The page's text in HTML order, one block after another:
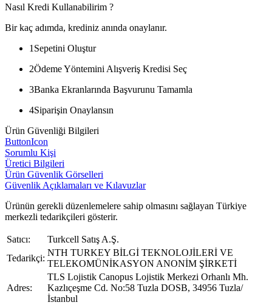
Nasıl Kredi Kullanabilirim ?
Bir kaç adımda, krediniz anında onaylanır.
1 Sepetini Oluştur
2Ödeme Yöntemini Alışveriş Kredisi Seç
3Banka Ekranlarında Başvurunu Tamamla
4Siparişin Onaylansın
Ürün Güvenliği Bilgileri
ButtonIcon
Sorumlu Kişi
Üretici Bilgileri
Ürün Güvenlik Görselleri
Güvenlik Açıklamaları ve Kılavuzlar
Ürünün gerekli düzenlemelere sahip olmasını sağlayan Türkiye
merkezli tedarikçileri gösterir.
Satıcı:
Turkcell Satış A.Ş.
Tedarikçi:
NTH TURKEY BİLGİ TEKNOLOJİLERİ VE
TELEKOMÜNİKASYON ANONİM ŞİRKETİ
Adres:
TLS Lojistik Canopus Lojistik Merkezi Orhanlı Mh.
Kazlıçeşme Cd. No:58 Tuzla DOSB, 34956 Tuzla/
İstanbul